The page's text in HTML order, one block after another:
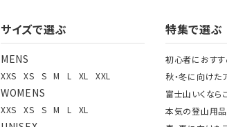
カテゴリー
サイズで選ぶ
MENS
XXS XS S M L XL XXL
WOMENS
XXS XS S M L XL
特集で選ぶ
初心者におすす
秋・冬に向けた
富士山いくなら
本気の登山用品